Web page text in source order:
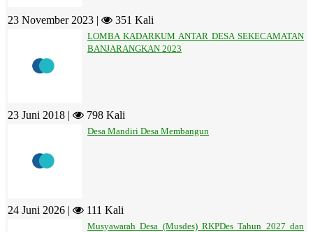
23 November 2023 | 351 Kali
LOMBA KADARKUM ANTAR DESA SEKECAMATAN
BANJARANGKAN 2023
23 Juni 2018 | 798 Kali
Desa Mandiri Desa Membangun
24 Juni 2026 | 111 Kali
Musyawarah Desa (Musdes) RKPDes Tahun 2027 dan